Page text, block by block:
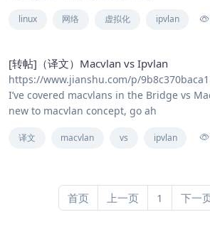
linux 网络 虚拟化 ipvlan
[转帖]（译文）Macvlan vs Ipvlan
https://www.jianshu.com/p/
I’ve covered macvlans in the Bridge vs
new to macvlan concept, go ah
译文 macvlan vs ipvlan
首页 上一页 1 下一